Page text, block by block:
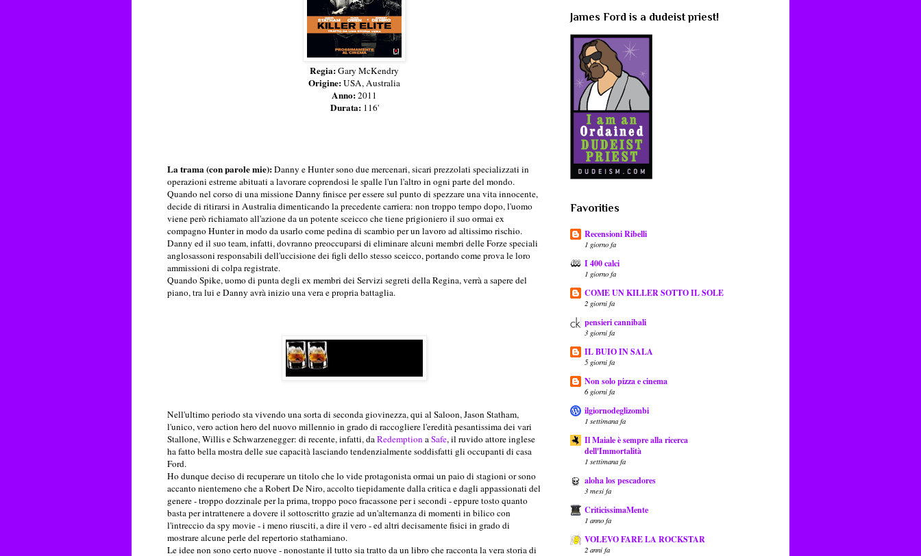
Regia:Gary McKendry
Origine:USA, Australia
Anno:2011
Durata: 116'
La trama (con parole mie):Danny e Hunter sono due mercenari, sicari prezzolati specializzati in
operazioni estreme abituati a lavorare coprendosi le spalle l'un l'altro in ogni parte del mondo.
Quando nel corso di una missione Danny finisce per essere sul punto di spezzare una vita innocente,
decide di ritirarsi in Australia dimenticando la precedente carriera: non troppo tempo dopo, l'uomo
viene però richiamato all'azione da un potente sceicco che tiene prigioniero il suo ormai ex
compagno Hunter in modo da usarlo come pedina di scambio per un lavoro ad altissimo rischio.
Danny ed il suo team, infatti, dovranno preoccuparsi di eliminare alcuni membri delle Forze speciali
anglosassoni responsabili dell'uccisione dei figli dello stesso sceicco, portando come prova le loro
ammissioni di colpa registrate.
Quando Spike, uomo di punta degli ex membri dei Servizi segreti della Regina, verrà a sapere del
piano, tra lui e Danny avrà inizio una vera e propria battaglia.
Nell'ultimo periodo sta vivendo una sorta di seconda giovinezza, qui al Saloon, Jason Statham,
l'unico, vero action hero del nuovo millennio in grado di raccogliere l'eredità pesantissima dei vari
Stallone, Willis e Schwarzenegger: di recente, infatti, daRedemptionaSafe, il ruvido attore inglese
ha fatto bella mostra delle sue capacità lasciando tendenzialmente soddisfatti gli occupanti di casa
Ford.
Ho dunque deciso di recuperare un titolo che lo vide protagonista ormai un paio di stagioni or sono
accanto nientemeno che a Robert De Niro, accolto tiepidamente dalla critica e dagli appassionati del
genere - troppo dozzinale per la prima, troppo poco fracassone per i secondi - eppure tosto quanto
basta per intrattenere a dovere il sottoscritto grazie ad un'alternanza di momenti in bilico con
l'intreccio da spy movie - i meno riusciti, a dire il vero - ed altri decisamente fisici in grado di
mostrare alcune perle del repertorio stathamiano.
Le idee non sono certo nuove - nonostante il tutto sia tratto da un libro che racconta la vera storia di
James Ford is a dudeist priest!
Favorities
Recensioni Ribelli
1 giorno fa
I 400 calci
1 giorno fa
COME UN KILLER SOTTO IL SOLE
2 giorni fa
pensieri cannibali
3 giorni fa
IL BUIO IN SALA
5 giorni fa
Non solo pizza e cinema
6 giorni fa
ilgiornodeglizombi
1 settimana fa
Il Maiale è sempre alla ricerca
dell'Immortalità
1 settimana fa
aloha los pescadores
3 mesi fa
CriticissimaMente
1 anno fa
VOLEVO FARE LA ROCKSTAR
2 anni fa